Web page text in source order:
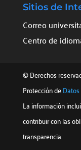
Sitios de
Correo
Centro de
© Derechos
Protección de
La información
contribuir con las
transparencia.